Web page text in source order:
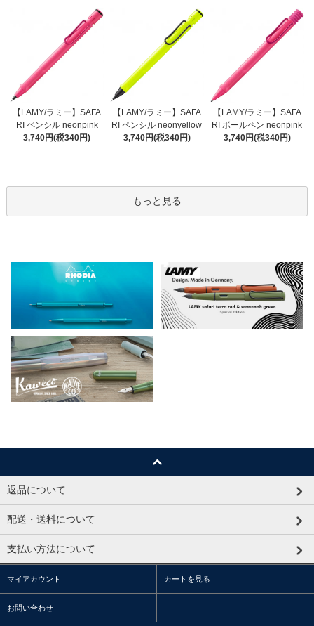
【LAMY/ラミー】SAFA
RI ペンシル neonpink
3,740円(税340円)
【LAMY/ラミー】SAFA
RI ペンシル neonyellow
3,740円(税340円)
【LAMY/ラミー】SAFA
RI ボールペン neonpink
3,740円(税340円)
もっと見る
返品について
配送・送料について
支払い方法について
マイアカウント カートを見る
お問い合わせ